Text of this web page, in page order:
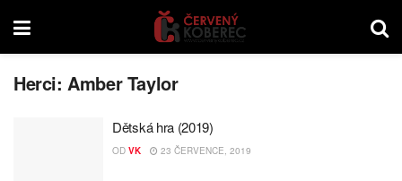
Herci:Amber Taylor
Dětská hra (2019)
OD VK 23 ČERVENCE, 2019